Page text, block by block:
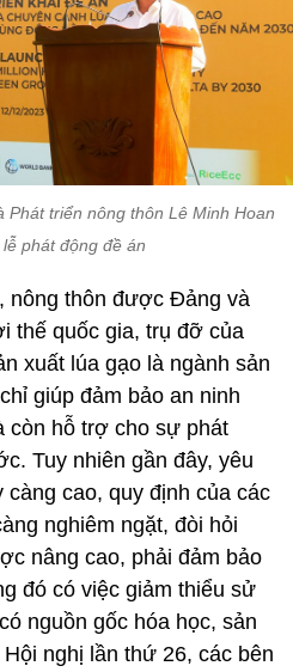
Phát triển nông thôn Lê Minh Hoan
phát động đề án
nông thôn được Đảng và
thế quốc gia, trụ đỡ của
xuất lúa gạo là ngành sản
giúp đảm bảo an ninh
còn hỗ trợ cho sự phát
Tuy nhiên gần đây, yêu
cao, quy định của các
nghiêm ngặt, đòi hỏi
nâng cao, phải đảm bảo
đó có việc giảm thiểu sử
nguồn gốc hóa học, sản
nghị lần thứ 26, các bên